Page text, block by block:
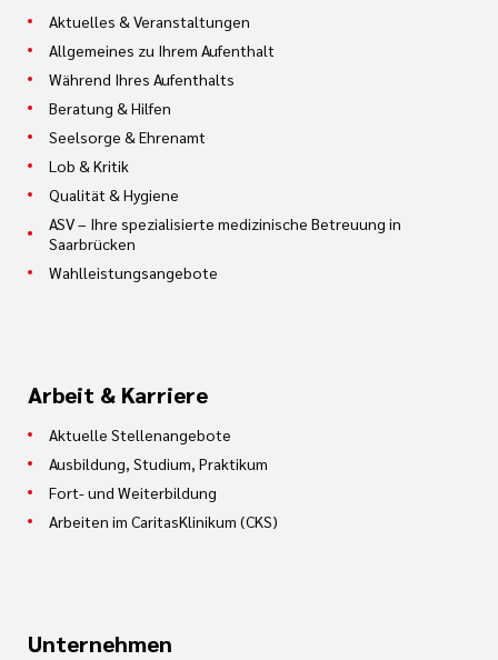
Aktuelles & Veranstaltungen
Allgemeines zu Ihrem Aufenthalt
Während Ihres Aufenthalts
Beratung & Hilfen
Seelsorge & Ehrenamt
Lob & Kritik
Qualität & Hygiene
ASV – Ihre spezialisierte medizinische Betreuung in
Saarbrücken
Wahlleistungsangebote
Arbeit & Karriere
Aktuelle Stellenangebote
Ausbildung, Studium, Praktikum
Fort- und Weiterbildung
Arbeiten im CaritasKlinikum (CKS)
Unternehmen